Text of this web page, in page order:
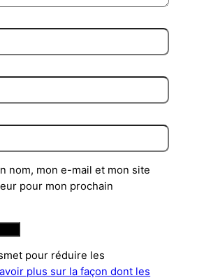
nom, mon e-mail et mon site
pour mon prochain
pour réduire les
plus sur la façon dont les